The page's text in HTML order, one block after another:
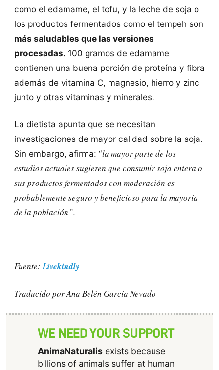
como el edamame, el tofu, y la leche de soja o
los productos fermentados como el tempeh son
más saludables que las versiones
procesadas. 100 gramos de edamame
contienen una buena porción de proteína y fibra
además de vitamina C, magnesio, hierro y zinc
junto y otras vitaminas y minerales.
La dietista apunta que se necesitan
investigaciones de mayor calidad sobre la soja.
Sin embargo, afirma: “la mayor parte de los
estudios actuales sugieren que consumir soja entera o
sus productos fermentados con moderación es
probablemente seguro y beneficioso para la mayoría
de la población”.
Fuente:Livekindly
Traducido por Ana Belén García Nevado
WE NEED YOUR SUPPORT
AnimaNaturalisexists because
billions of animals suffer at human